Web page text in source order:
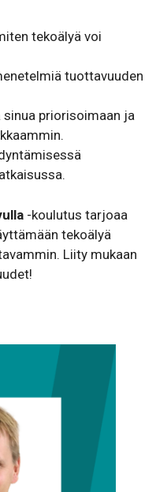
tekoälyä voi
tuottavuuden
sinua priorisoimaan ja
-koulutus tarjoaa
tekoälyä
Liity mukaan